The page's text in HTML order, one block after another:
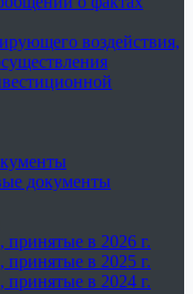
воздействия,
документы
в 2026 г.
в 2025 г.
в 2024 г.